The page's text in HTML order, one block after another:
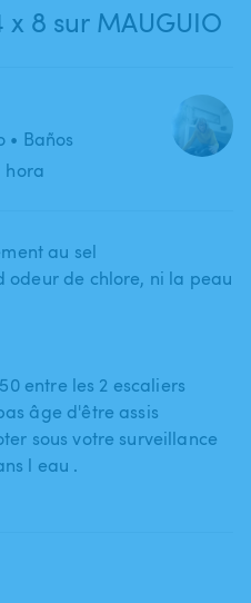
x 8 sur MAUGUIO
• Baños
hora
au sel
odeur de chlore​,​ ni la peau
entre les 2 escaliers
âge d'être assis
sous votre surveillance
l eau .